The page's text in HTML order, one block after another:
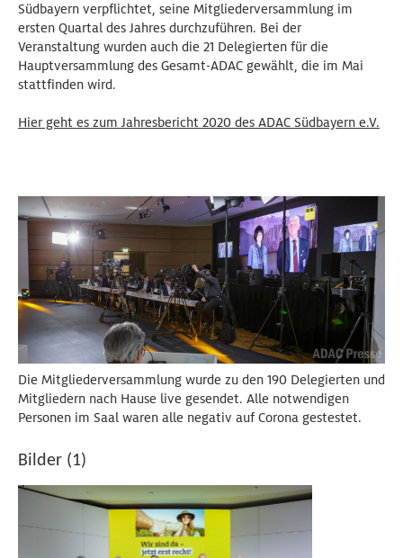
Südbayern verpflichtet, seine Mitgliederversammlung im
ersten Quartal des Jahres durchzuführen. Bei der
Veranstaltung wurden auch die 21 Delegierten für die
Hauptversammlung des Gesamt-ADAC gewählt, die im Mai
stattfinden wird.
Hier geht es zum Jahresbericht 2020 des ADAC Südbayern e.V.
Die Mitgliederversammlung wurde zu den 190 Delegierten und
Mitgliedern nach Hause live gesendet. Alle notwendigen
Personen im Saal waren alle negativ auf Corona gestestet.
Bilder (1)